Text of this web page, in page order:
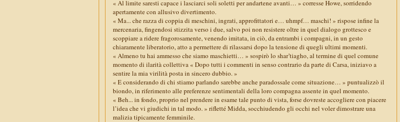
« Al limite saresti capace i lasciarci soli soletti per andartene avanti… » corresse Howe, sorridendo
apertamente con allusivo divertimento.
« Ma... che razza di coppia di meschini, ingrati, approfittatori e… uhmpf… maschi! » rispose infine la
mercenaria, fingendosi stizzita verso i due, salvo poi non resistere oltre in quel dialogo grottesco e
scoppiare a ridere fragorosamente, venendo imitata, in ciò, da entrambi i compagni, in un gesto
chiaramente liberatorio, atto a permettere di rilassarsi dopo la tensione di quegli ultimi momenti.
« Almeno tu hai ammesso che siamo maschietti… » sospirò lo shar’tiagho, al termine di quel comune
momento di ilarità collettiva « Dopo tutti i commenti in senso contrario da parte di Carsa, iniziavo a
sentire la mia virilità posta in sincero dubbio. »
« E considerando di chi stiamo parlando sarebbe anche paradossale come situazione… » puntualizzò il
biondo, in riferimento alle preferenze sentimentali della loro compagna assente in quel momento.
« Beh... in fondo, proprio nel prendere in esame tale punto di vista, forse dovreste accogliere con piacere
l’idea che vi giudichi in tal modo. » rifletté Midda, socchiudendo gli occhi nel voler dimostrare una
malizia tipicamente femminile.